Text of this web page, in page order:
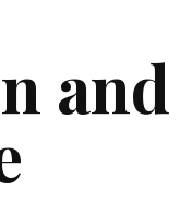
and